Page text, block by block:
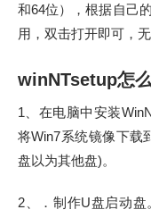
和64位），根据自己
用，双击打开即可，无
winNTsetup怎
1、在电脑中安装
将Win7系统镜像下载
盘以为其他盘)。
2、．制作U盘启动